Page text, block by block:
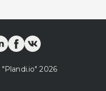
"Plandi.io" 2026